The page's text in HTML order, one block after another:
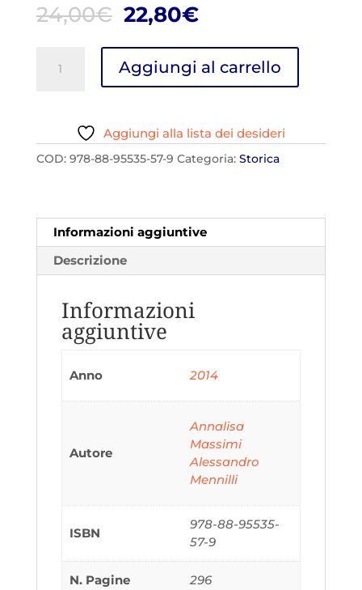
24,00€ Il
prezzo
originale
era:
24,00€.
22,80€Il
attuale
è:
22,80€.
della
quantità
Aggiungi al carrello
Aggiungi alla lista dei desideri
COD: 978-88-95535-57-9 Categoria: Storica
Informazioni aggiuntive
Descrizione
Informazioni
aggiuntive
Anno 2014
Autore
Annalisa
Massimi
Alessandro
Mennilli
ISBN
978-88-95535-
57-9
N. Pagine 296